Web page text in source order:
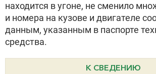
находится в угоне, не сменило
и номера на кузове и двигателе
данным, указанным в паспорте
средства.
К СВЕДЕНИЮ